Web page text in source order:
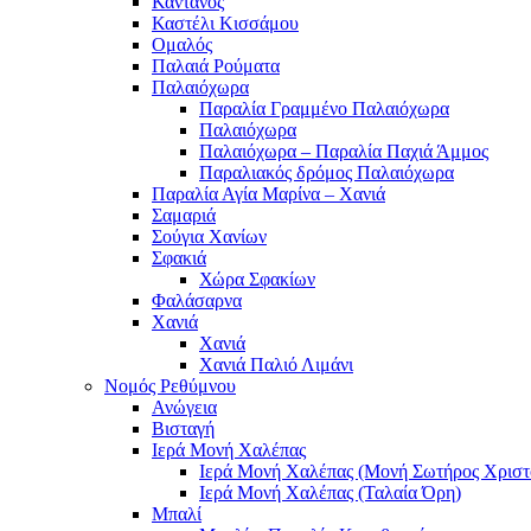
Καστέλι Κισσάμου
Ομαλός
Παλαιά Ρούματα
Παλαιόχωρα
Παραλία Γραμμένο Παλαιόχωρα
Παλαιόχωρα
Παλαιόχωρα – Παραλία Παχιά Άμμος
Παραλιακός δρόμος Παλαιόχωρα
Παραλία Αγία Μαρίνα – Χανιά
Σαμαριά
Σούγια Χανίων
Σφακιά
Χώρα Σφακίων
Φαλάσαρνα
Χανιά
Χανιά
Χανιά Παλιό Λιμάνι
Νομός Ρεθύμνου
Ανώγεια
Βισταγή
Ιερά Μονή Χαλέπας
Ιερά Μονή Χαλέπας (Μονή Σωτήρος
Ιερά Μονή Χαλέπας (Ταλαία Όρη)
Μπαλί